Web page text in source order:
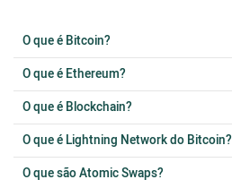
O que é Bitcoin?
O que é Ethereum?
O que é Blockchain?
O que é Lightning Network do Bitcoin?
O que são Atomic Swaps?